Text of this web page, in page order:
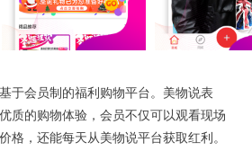
于会员制的福利购物平台。美物说表
质的购物体验，会员不仅可以观看现场
格，还能每天从美物说平台获取红利。